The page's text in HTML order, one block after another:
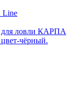
Line
для ловли КАРПА
чёрный.